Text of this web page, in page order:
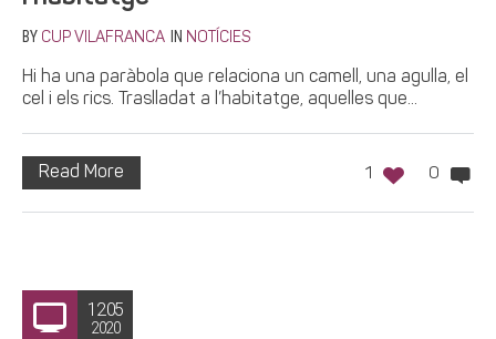
BY CUP VILAFRANCA IN NOTÍCIES
Hi ha una paràbola que relaciona un camell, una agulla, el
cel i els rics. Traslladat a l’habitatge, aquelles que...
1 0
Read More
12.05
2020